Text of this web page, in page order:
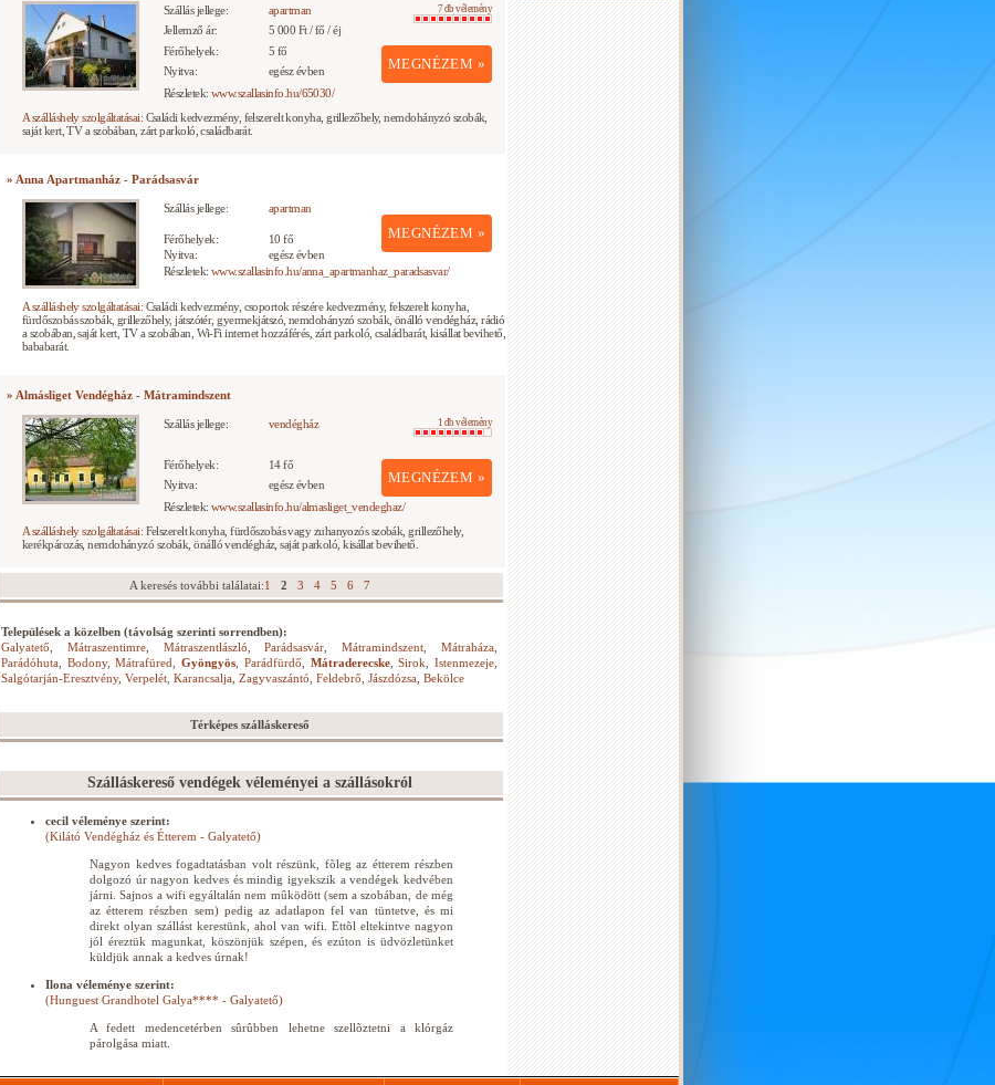
Szállás jellege: apartman 7 db vélemény
MEGNÉZEM »
Jellemző ár:
5 000 Ft / fő / éj
Férőhelyek:
5 fő
Nyitva:
egész évben
Részletek: www.szallasinfo.hu/65030/
A szálláshely szolgáltatásai: Családi kedvezmény, felszerelt konyha, grillezőhely, nemdohányzó szobák,
saját kert, TV a szobában, zárt parkoló, családbarát.
» Anna Apartmanház - Parádsasvár
Szállás jellege: apartman
MEGNÉZEM »
Férőhelyek:
10 fő
Nyitva:
egész évben
Részletek: www.szallasinfo.hu/anna_apartmanhaz_paradsasvar/
A szálláshely szolgáltatásai: Családi kedvezmény, csoportok részére kedvezmény, felszerelt konyha,
fürdőszobás szobák, grillezőhely, játszótér, gyermekjátszó, nemdohányzó szobák, önálló vendégház, rádió
a szobában, saját kert, TV a szobában, Wi-Fi internet hozzáférés, zárt parkoló, családbarát, kisállat bevihető,
bababarát.
» Almásliget Vendégház - Mátramindszent
Szállás jellege: vendégház 1 db vélemény
MEGNÉZEM »
Férőhelyek:
14 fő
Nyitva:
egész évben
Részletek: www.szallasinfo.hu/almasliget_vendeghaz/
A szálláshely szolgáltatásai: Felszerelt konyha, fürdőszobás vagy zuhanyozós szobák, grillezőhely,
kerékpározás, nemdohányzó szobák, önálló vendégház, saját parkoló, kisállat bevihető.
A keresés további találatai:1 2 3 4 5 6 7
Települések a közelben (távolság szerinti sorrendben):
Galyatető
Mátraszentimre, Mátraszentlászló ,Parádsasvár ,Mátramindszent ,Mátraháza
Parádóhuta
Bodony,Mátrafüred ,Gyöngyös Parádfürdő Mátraderecske,Sirok ,Istenmezeje
Salgótarján-Eresztvény, Verpelét Karancsalja Zagyvaszántó Feldebrő Jászdózsa Bekölce
Térképes szálláskereső
Szálláskereső vendégek véleményei a szállásokról
cecil véleménye szerint:
(Kilátó Vendégház és Étterem - Galyatető)
Nagyon kedves fogadtatásban volt részünk, fõleg az étterem részben
dolgozó úr nagyon kedves és mindig igyekszik a vendégek kedvében
járni. Sajnos a wifi egyáltalán nem mûködött (sem a szobában, de még
az étterem részben sem) pedig az adatlapon fel van tüntetve, és mi
direkt olyan szállást kerestünk, ahol van wifi. Ettõl eltekintve nagyon
jól éreztük magunkat, köszönjük szépen, és ezúton is üdvözletünket
küldjük annak a kedves úrnak!
Ilona véleménye szerint:
(Hunguest Grandhotel Galya**** - Galyatető)
A fedett medencetérben sûrûbben lehetne szellõztetni a klórgáz
párolgása miatt.